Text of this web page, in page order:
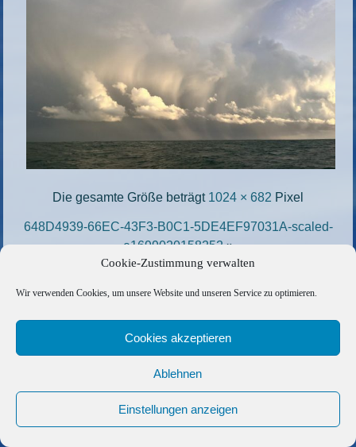
Cookie-Zustimmung verwalten
Wir verwenden Cookies, um unsere Website und unseren Service zu optimieren.
Cookies akzeptieren
Ablehnen
Einstellungen anzeigen
Die gesamte Größe beträgt 1024 × 682 Pixel
648D4939-66EC-43F3-B0C1-5DE4EF97031A-scaled-
e1699020158252»
DC45DF41-76F8-4CA4-A7C6-6B636D7FEA51-
Copyright © 2026 Barfuss Segelreisen GmbH
Kontakt|Impressum|Datenschutz|Cookie-Richtlinie|
Befreundete Links